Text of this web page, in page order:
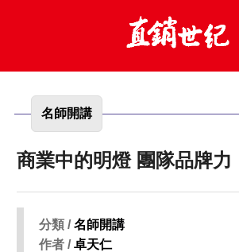
名師開講
商業中的明燈 團隊品牌力
分類 /名師開講
作者 /卓天仁